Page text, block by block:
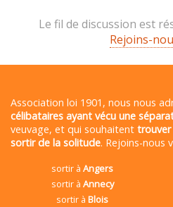
Le fil de discussion est
Rejoins-
Association loi 1901, nous nous
célibataires ayant vécu une
veuvage, et qui souhaitent trouver
sortir de la solitude. Rejoins-nous
sortir àAngers
sortir à Annecy
sortir àBlois